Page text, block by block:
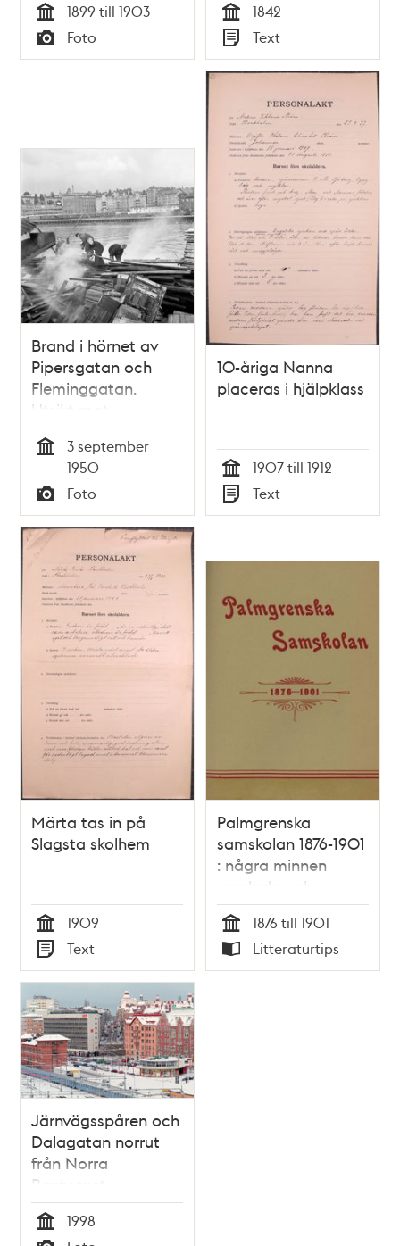
Tid
1899 till 1903
Typ
Foto Tid
1842
Typ
Text
Brand i hörnet av
Pipersgatan och
Fleminggatan.
Utsikt mot
Torsgatan och
Barnhusstranden
3 september
1950
Typ
Foto
10-åriga Nanna
placeras i hjälpklass
Tid
1907 till 1912
Typ
Text
Märta tas in på
Slagsta skolhem
Tid
1909
Typ
Text
Palmgrenska
samskolan 1876-1901
: några minnen
samlade och
utgifna af /Harald
Lindegren
Tid
1876 till 1901
Typ
Litteraturtips
Järnvägsspåren och
Dalagatan norrut
från Norra
Bantorget
Tid
1998